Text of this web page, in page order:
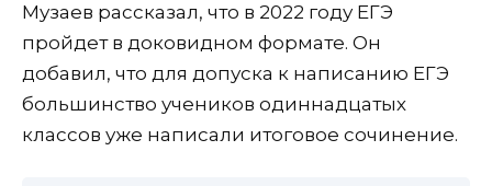
Музаев рассказал, что в 2022 году ЕГЭ
пройдет в доковидном формате. Он
добавил, что для допуска к написанию ЕГЭ
большинство учеников одиннадцатых
классов уже написали итоговое сочинение.